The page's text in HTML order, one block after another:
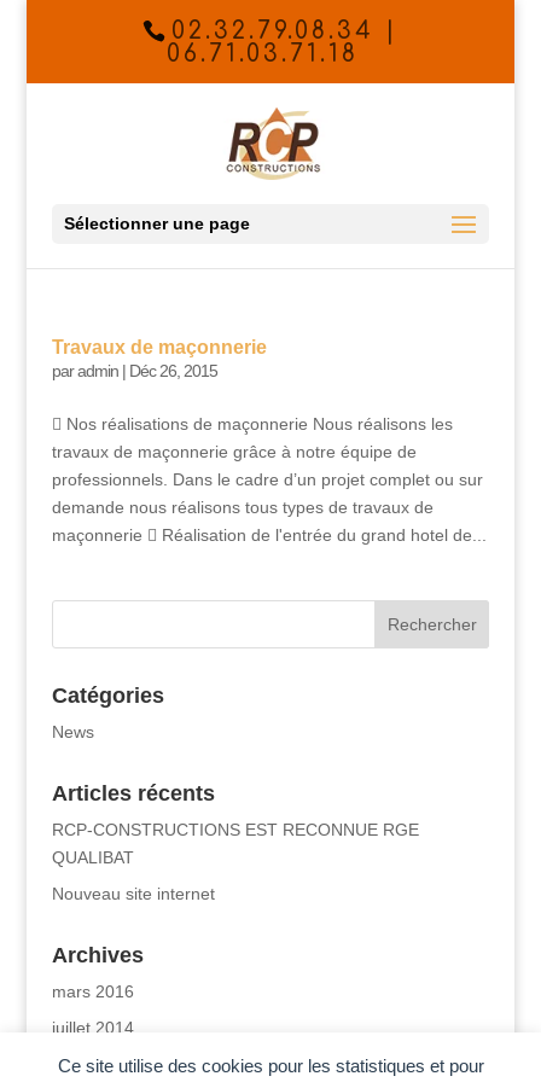
Ce site utilise des cookies pour les statistiques et pour
02.32.79.08.34 |
06.71.03.71.18
Sélectionner une page
Travaux de maçonnerie
paradmin| Déc 26, 2015
 Nos réalisations de maçonnerie Nous réalisons les
travaux de maçonnerie grâce à notre équipe de
professionnels. Dans le cadre d’un projet complet ou sur
demande nous réalisons tous types de travaux de
maçonnerie  Réalisation de l'entrée du grand hotel de...
Catégories
News
Articles récents
RCP-CONSTRUCTIONS EST RECONNUE RGE
QUALIBAT
Nouveau site internet
Archives
mars 2016
juillet 2014